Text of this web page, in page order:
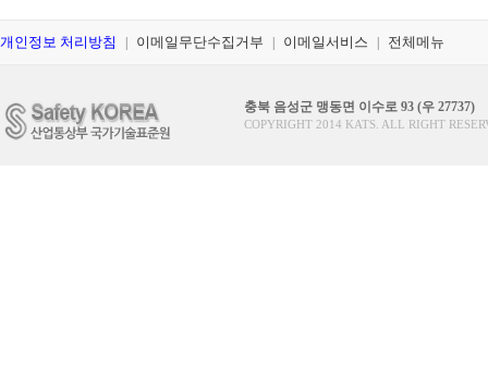
개인정보 처리방침 이메일무단수집거부 이메일서비스 전체메뉴
충북 음성군 맹동면 이수로 93 (우 27737)
COPYRIGHT 2014 KATS. ALL RIGHT